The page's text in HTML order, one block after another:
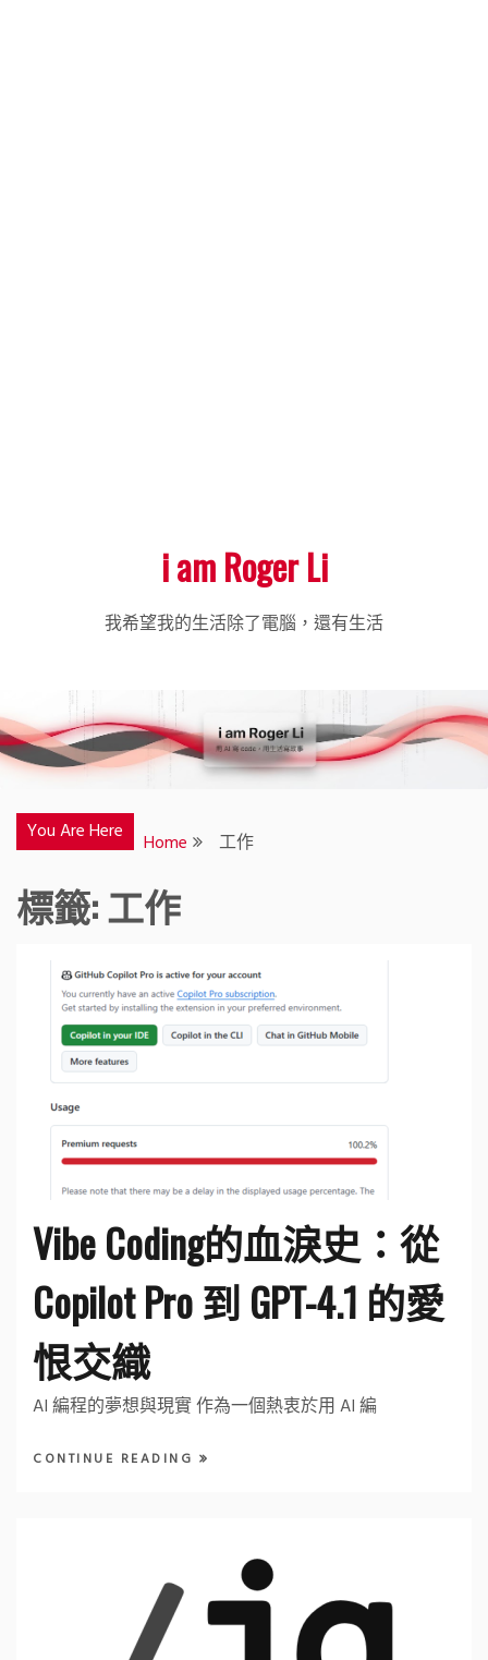
i am Roger Li
我希望我的生活除了電腦，還有生活
You Are Here Home 工作
標籤:工作
Vibe Coding的血淚史：從
Copilot Pro 到 GPT-4.1 的愛
恨交織
AI 編程的夢想與現實 作為一個熱衷於用 AI 編
CONTINUE READING